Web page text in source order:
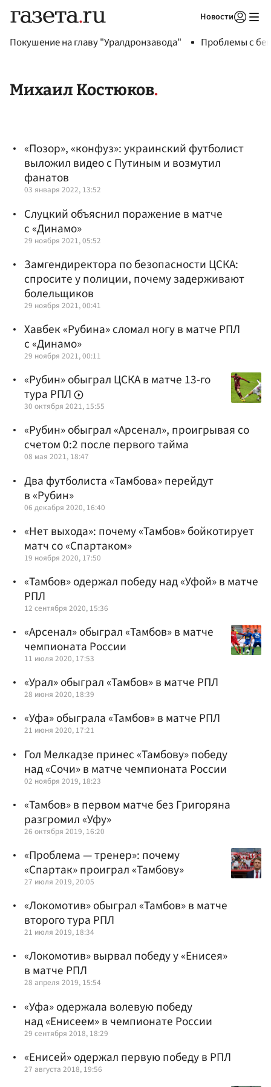
Новости
Покушение на главу "Уралдронзавода" Проблемы с
Михаил Костюков
«Позор», «конфуз»: украинский футболист
выложил видео с Путиным и возмутил
фанатов
03 января 2022, 13:52
Слуцкий объяснил поражение в матче
с «Динамо»
29 ноября 2021, 05:52
Замгендиректора по безопасности ЦСКА:
спросите у полиции, почему задерживают
болельщиков
29 ноября 2021, 00:41
Хавбек «Рубина» сломал ногу в матче РПЛ
с «Динамо»
29 ноября 2021, 00:11
«Рубин» обыграл ЦСКА в матче 13-го
тура РПЛ
30 октября 2021, 15:55
«Рубин» обыграл «Арсенал», проигрывая со
счетом 0:2 после первого тайма
08 мая 2021, 18:47
Два футболиста «Тамбова» перейдут
в «Рубин»
06 декабря 2020, 16:40
«Нет выхода»: почему «Тамбов» бойкотирует
матч со «Спартаком»
19 ноября 2020, 17:50
«Тамбов» одержал победу над «Уфой» в матче
РПЛ
12 сентября 2020, 15:36
«Арсенал» обыграл «Тамбов» в матче
чемпионата России
11 июля 2020, 17:53
«Урал» обыграл «Тамбов» в матче РПЛ
28 июня 2020, 18:39
«Уфа» обыграла «Тамбов» в матче РПЛ
21 июня 2020, 17:21
Гол Мелкадзе принес «Тамбову» победу
над «Сочи» в матче чемпионата России
02 ноября 2019, 18:23
«Тамбов» в первом матче без Григоряна
разгромил «Уфу»
26 октября 2019, 16:20
«Проблема — тренер»: почему
«Спартак» проиграл «Тамбову»
27 июля 2019, 20:05
«Локомотив» обыграл «Тамбов» в матче
второго тура РПЛ
21 июля 2019, 18:34
«Локомотив» вырвал победу у «Енисея»
в матче РПЛ
28 апреля 2019, 15:54
«Уфа» одержала волевую победу
над «Енисеем» в чемпионате России
29 сентября 2018, 18:29
«Енисей» одержал первую победу в РПЛ
27 августа 2018, 19:56